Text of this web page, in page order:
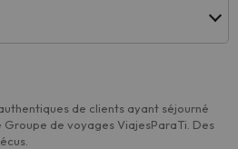
de clients ayant séjourné
de voyages ViajesParaTi. Des